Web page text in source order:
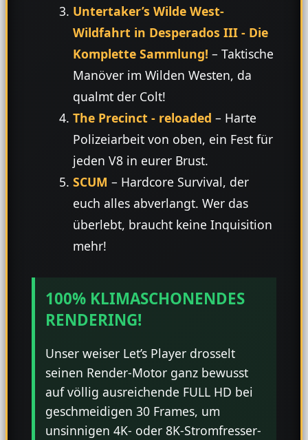
Untertaker’s Wilde West-
Wildfahrt in Desperados III - Die
Komplette Sammlung! – Taktische
Manöver im Wilden Westen, da
qualmt der Colt!
The Precinct - reloaded – Harte
Polizeiarbeit von oben, ein Fest für
jeden V8 in eurer Brust.
SCUM – Hardcore Survival, der
euch alles abverlangt. Wer das
überlebt, braucht keine Inquisition
mehr!
100% KLIMASCHONENDES
RENDERING!
Unser weiser Let’s Player drosselt
seinen Render-Motor ganz bewusst
auf völlig ausreichende FULL HD bei
geschmeidigen 30 Frames, um
unsinnigen 4K- oder 8K-Stromfresser-